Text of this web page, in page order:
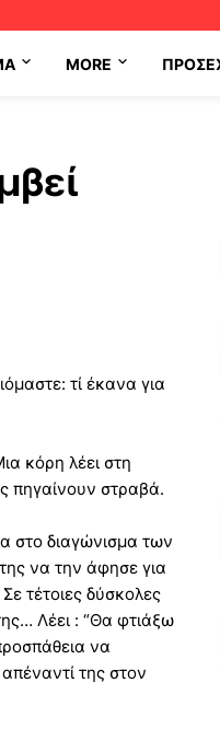
MORE
τί έκανα για
κόρη λέει στη
πηγαίνουν στραβά.
στο διαγώνισμα των
να την άφησε για
τέτοιες δύσκολες
Λέει : “Θα φτιάξω
να
της στον